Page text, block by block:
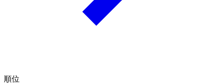
順位